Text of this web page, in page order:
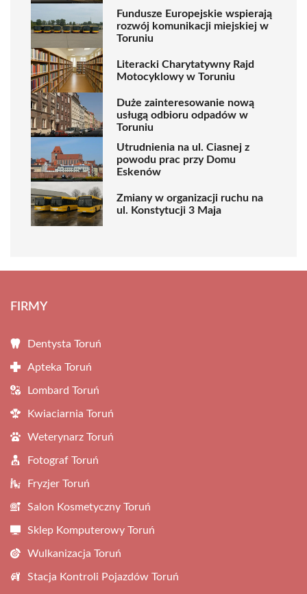
Fundusze Europejskie wspierają
rozwój komunikacji miejskiej w
Toruniu
Literacki Charytatywny Rajd
Motocyklowy w Toruniu
Duże zainteresowanie nową
usługą odbioru odpadów w
Toruniu
Utrudnienia na ul. Ciasnej z
powodu prac przy Domu
Eskenów
Zmiany w organizacji ruchu na
ul. Konstytucji 3 Maja
FIRMY
Dentysta Toruń
Apteka Toruń
Lombard Toruń
Kwiaciarnia Toruń
Weterynarz Toruń
Fotograf Toruń
Fryzjer Toruń
Salon Kosmetyczny Toruń
Sklep Komputerowy Toruń
Wulkanizacja Toruń
Stacja Kontroli Pojazdów Toruń